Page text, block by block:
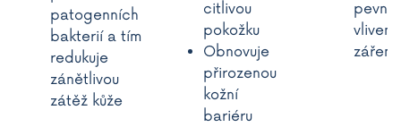
patogenních
bakterií a tím
redukuje
zánětlivou
zátěž kůže
citlivou
pokožku
Obnovuje
přirozenou
kožní
bariéru
vlivem
záření